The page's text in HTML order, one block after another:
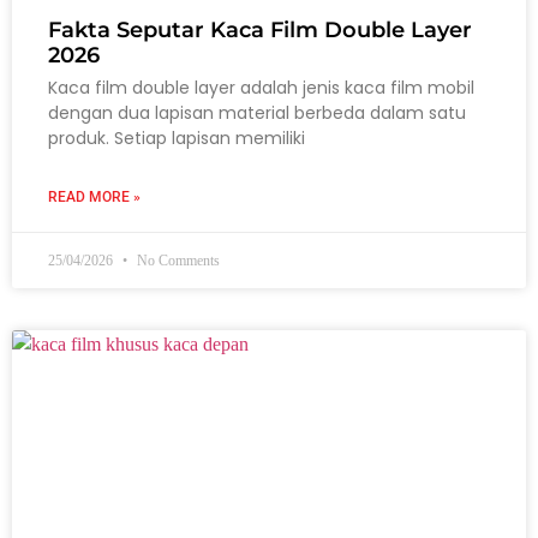
Fakta Seputar Kaca Film Double Layer
2026
Kaca film double layer adalah jenis kaca film mobil
dengan dua lapisan material berbeda dalam satu
produk. Setiap lapisan memiliki
READ MORE »
25/04/2026 No Comments